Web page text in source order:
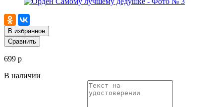
В избранное
Сравнить
699 р
В наличии